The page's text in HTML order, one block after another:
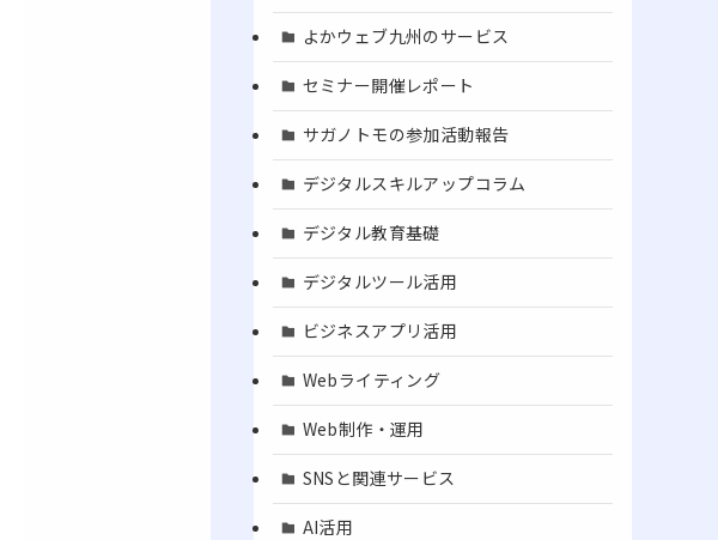
よかウェブ九州のサービス
セミナー開催レポート
サガノトモの参加活動報告
デジタルスキルアップコラム
デジタル教育基礎
デジタルツール活用
ビジネスアプリ活用
Webライティング
Web制作・運用
SNSと関連サービス
AI活用